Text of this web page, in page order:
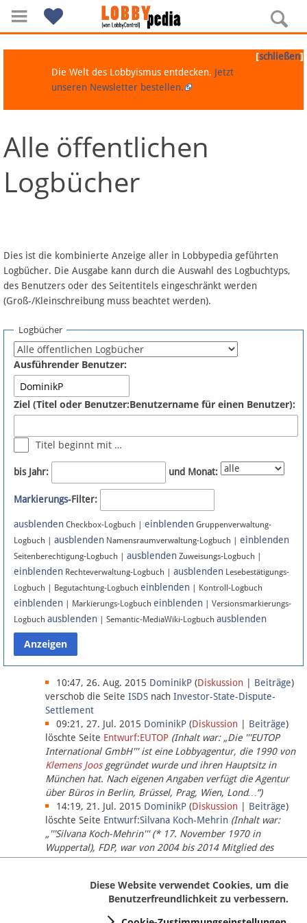
Navigation
Über Lobbypedia
Artikel nach Kategorien
FAQ
Fördermitglied werden
Fehler melden
Newsletter
Bluesky
Facebook
Instagram
Anmelden
Datenschutz
Über Lobbypedia
Impressum
[schließen]
Die Welt des Lobbyismus entdecken. Jetzt
unseren Newsletter bestellen.
Alle öffentlichen
Logbücher
Dies ist die kombinierte Anzeige aller in Lobbypedia geführten
Logbücher. Die Ausgabe kann durch die Auswahl des Logbuchtyps,
des Benutzers oder des Seitentitels eingeschränkt werden
(Groß-/Kleinschreibung muss beachtet werden).
Logbücher
Ausführender Benutzer:
Ziel (Titel oder Benutzer:Benutzername für einen Benutzer):
Titel beginnt mit …
bis Jahr: und Monat:
Markierungs-Filter:
ausblenden Checkbox-Logbuch | einblenden Gruppenverwaltung-
Logbuch | ausblenden Namensraumverwaltung-Logbuch | einblenden
Seitenberechtigung-Logbuch | ausblenden Zuweisungs-Logbuch |
einblenden Rechteverwaltung-Logbuch | ausblenden Lesebestätigungs-
Logbuch | Begutachtung-Logbuch einblenden | Kontroll-Logbuch
einblenden | Markierungs-Logbuch einblenden | Versionsmarkierungs-
Logbuch ausblenden | Semantic-MediaWiki-Logbuch ausblenden
10:47, 26. Aug. 2015 DominikP (Diskussion Beiträge)
verschob die Seite ISDS nach Investor-State-Dispute-
Settlement
09:21, 27. Jul. 2015 DominikP (Diskussion Beiträge)
löschte Seite Entwurf:EUTOP (Inhalt war: „Die '''EUTOP
International GmbH''' ist eine Lobbyagentur, die 1990 von
Klemens Joosgegründet wurde und ihren Hauptsitz in
München hat. Nach eigenen Angaben verfügt die Agentur
über Büros in Berlin, Brüssel, Prag, Wien, Lond…“)
14:19, 21. Jul. 2015 DominikP (Diskussion Beiträge)
löschte Seite Entwurf:Silvana Koch-Mehrin (Inhalt war:
„'''Silvana Koch-Mehrin''' (* 17. November 1970 in
Wuppertal), FDP, war von 2004 bis 2014 Mitglied des
Europäischen Parlaments, seit November 2014 ist sie für
Diese Website verwendet Cookies, um die
Benutzerfreundlichkeit zu verbessern.